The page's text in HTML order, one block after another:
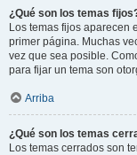
¿Qué son los temas
Los temas fijos aparecen
primer página. Muchas
vez que sea posible.
para fijar un tema son
Arriba
¿Qué son los temas
Los temas cerrados son